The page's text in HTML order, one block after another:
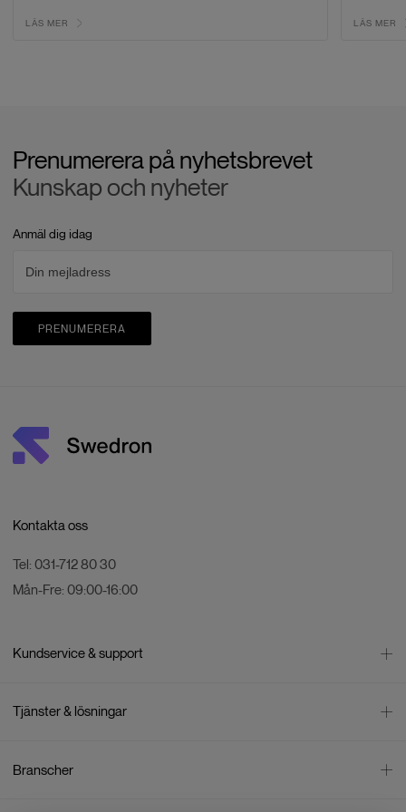
LÄS MER LÄS MER
Prenumerera på nyhetsbrevet
Kunskap och nyheter
Anmäl dig idag
PRENUMERERA
Kontakta oss
Tel: 031-712 80 30
Mån-Fre: 09:00-16:00
Kundservice & support
Leverans
Reklamation & återköp
Tjänster & lösningar
Företagsrådgivning
Branscher